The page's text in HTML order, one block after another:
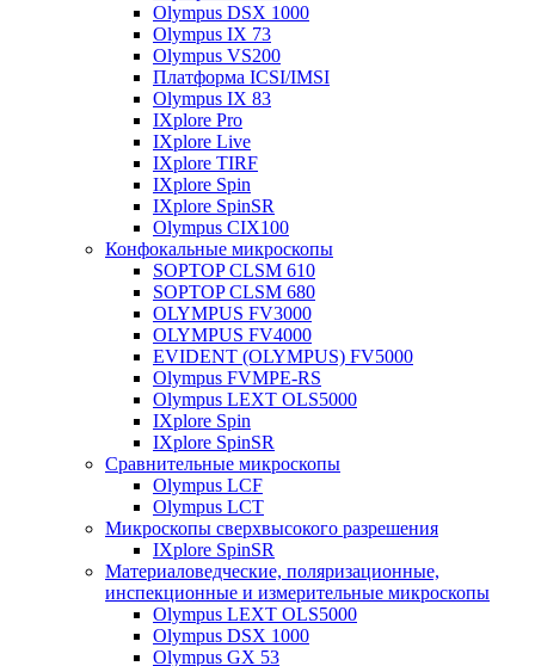
Olympus DSX 1000
Olympus IX 73
Olympus VS200
Платформа ICSI/IMSI
Olympus IX 83
IXplore Pro
IXplore Live
IXplore TIRF
IXplore Spin
IXplore SpinSR
Olympus CIX100
Конфокальные микроскопы
SOPTOP CLSM 610
SOPTOP CLSM 680
OLYMPUS FV3000
OLYMPUS FV4000
EVIDENT (OLYMPUS) FV5000
Olympus FVMPE-RS
Olympus LEXT OLS5000
IXplore Spin
IXplore SpinSR
Сравнительные микроскопы
Olympus LCF
Olympus LCT
Микроскопы сверхвысокого разрешения
IXplore SpinSR
Материаловедческие, поляризационные,
инспекционные и измерительные микроскопы
Olympus LEXT OLS5000
Olympus DSX 1000
Olympus GX 53